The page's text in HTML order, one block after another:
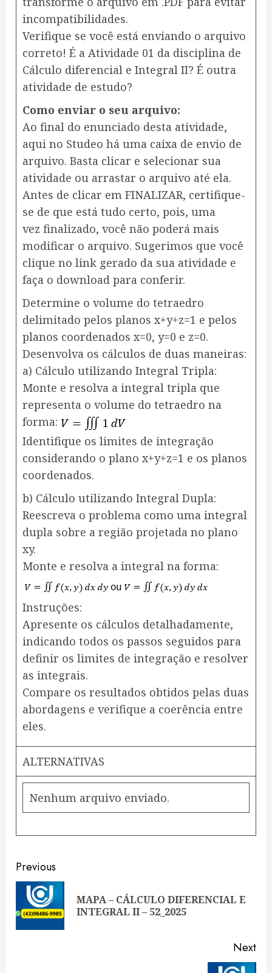
incompatibilidades.
Verifique se você está enviando o arquivo
correto! É a Atividade 01 da disciplina de
Cálculo diferencial e Integral II? É outra
atividade de estudo?
Como enviar o seu arquivo:
Ao final do enunciado desta atividade,
aqui no Studeo há uma caixa de envio de
arquivo. Basta clicar e selecionar sua
atividade ou arrastar o arquivo até ela.
Antes de clicar em FINALIZAR, certifique-
se de que está tudo certo, pois, uma
vez finalizado, você não poderá mais
modificar o arquivo. Sugerimos que você
clique no link gerado da sua atividade e
faça o download para conferir.
Determine o volume do tetraedro
delimitado pelos planos x+y+z=1 e pelos
planos coordenados x=0, y=0 e z=0.
Desenvolva os cálculos de duas maneiras:
a) Cálculo utilizando Integral Tripla:
Monte e resolva a integral tripla que
representa o volume do tetraedro na
forma:
Identifique os limites de integração
considerando o plano x+y+z=1 e os planos
coordenados.
b) Cálculo utilizando Integral Dupla:
Reescreva o problema como uma integral
dupla sobre a região projetada no plano
xy.
Monte e resolva a integral na forma:
​Instruções:
Apresente os cálculos detalhadamente,
indicando todos os passos seguidos para
definir os limites de integração e resolver
as integrais.
Compare os resultados obtidos pelas duas
abordagens e verifique a coerência entre
eles.
ALTERNATIVAS
Nenhum arquivo enviado.
Continue
Reading
Previous
MAPA – CÁLCULO DIFERENCIAL E
INTEGRAL II – 52_2025
Next